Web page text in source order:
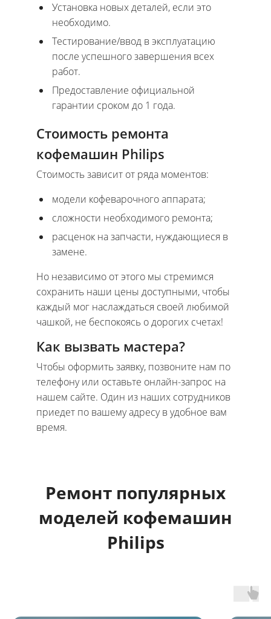
Установка новых деталей, если это
необходимо.
Тестирование/ввод в эксплуатацию
после успешного завершения всех
работ.
Предоставление официальной
гарантии сроком до 1 года.
Стоимость ремонта
кофемашин Philips
Стоимость зависит от ряда моментов:
модели кофеварочного аппарата;
сложности необходимого ремонта;
расценок на запчасти, нуждающиеся в
замене.
Но независимо от этого мы стремимся
сохранить наши цены доступными, чтобы
каждый мог наслаждаться своей любимой
чашкой, не беспокоясь о дорогих счетах!
Как вызвать мастера?
Чтобы оформить заявку, позвоните нам по
телефону или оставьте онлайн-запрос на
нашем сайте. Один из наших сотрудников
приедет по вашему адресу в удобное вам
время.
Ремонт популярных
моделей кофемашин
Philips